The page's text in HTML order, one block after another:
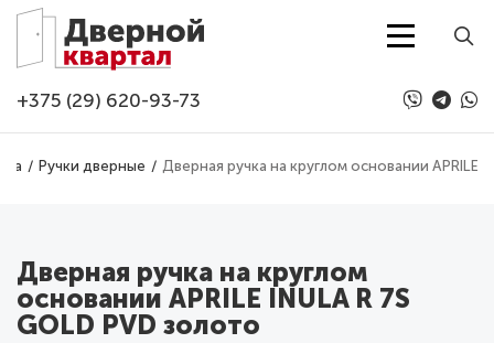
Перейти к основному содержанию
+375 (29) 620-93-73
Ручки дверные Дверная ручка на круглом основании APRILE
Дверная ручка на круглом
основании APRILE INULA R 7S
GOLD PVD золото